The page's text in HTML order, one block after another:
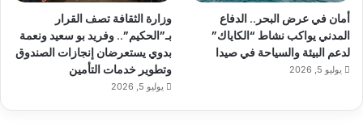
أمان في عرض البحر.. الدفاع
المدني يواكب نشاط “الكاياك”
لدعم البيئة والسياحة في صيدا
يوليو 5, 2026
وزارة الثقافة تصف القرار
بـ”الحكيم”.. وفريد بو سعيد ونعمة
بدوي يستعرضان إنجازات الصندوق
وتطوير خدمات التأمين
يوليو 5, 2026